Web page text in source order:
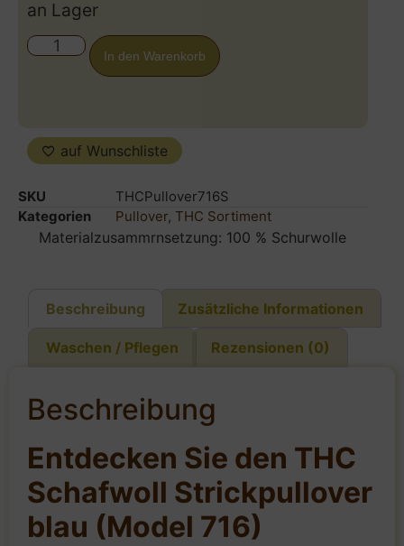
an Lager
In den Warenkorb
auf Wunschliste
SKU
THCPullover716S
Kategorien
Pullover, THC Sortiment
Materialzusammrnsetzung: 100 % Schurwolle
Beschreibung Zusätzliche Informationen
Waschen / Pflegen Rezensionen (0)
Beschreibung
Entdecken Sie den THC
Schafwoll Strickpullover
blau (Model 716)